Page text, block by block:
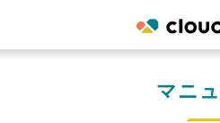
マニ